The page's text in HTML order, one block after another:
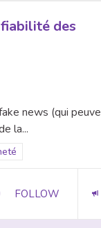
des
news (qui
la...
et
20 FOLLOWERS
FOLLOW